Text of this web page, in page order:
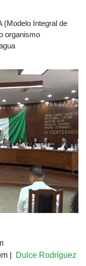
(Modelo Integral de
organismo
Dulce Rodríguez